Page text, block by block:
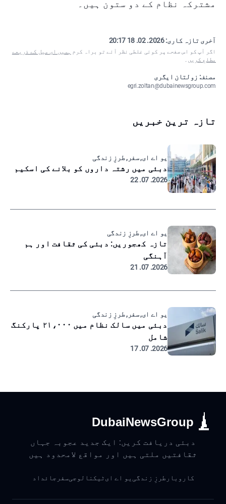
مشترکہ نظام کے دو ستون ہیں۔
آخری تازہ کاری:2026. 02. 18 20:17
اگر آپ کو اس صفحے پر کوئی غلطی نظر آئے تو براہ کرم ہمیں ای میل کے ذریعے
مطلع کریں ۔
مصنف: زولتان ایگری
egri.zoltan@dubainewsgroup.com
تازہ ترین خبریں
یو اے ای, سفر, طرزِ زندگی
دبئی میں رشتہ داروں کو بلانے کی اسکیم
2026. 07. 22
یو اے ای, طرزِ زندگی
تازہ کھجوریں: دبئی کی ثقافت اور ہم
آہنگی
2026. 07. 21
یو اے ای, سفر, طرزِ زندگی
دبئی میں سالک نظام میں ۲۱،۰۰۰ پارکنگ
شامل
2026. 07. 17
DubaiNewsGroup
دبئی دریافت کریں: ایک جدید عجوبہ جہاں
ثقافتیں ملتی ہیں اور مواقع لامحدود ہیں
کاروبار طرزِ زندگی یو اے ایٹیکنالوجیسفر جائداد